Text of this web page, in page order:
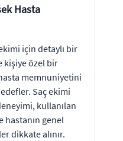
Hasta
için detaylı bir
kişiye özel bir
memnuniyetini
Saç ekimi
kullanılan
genel
dikkate alınır.